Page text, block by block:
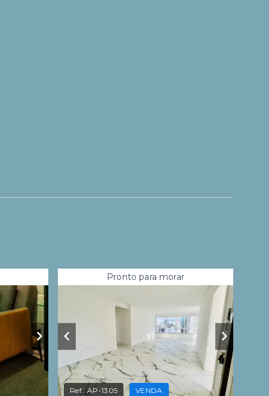
Pronto para morar
Ref.:AP-1305 VENDA